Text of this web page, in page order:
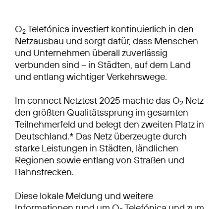
O2Telefónica investiert kontinuierlich in den
Netzausbau und sorgt dafür, dass Menschen
und Unternehmen überall zuverlässig
verbunden sind – in Städten, auf dem Land
und entlang wichtiger Verkehrswege.
Im connect Netztest 2025 machte das O2 Netz
den größten Qualitätssprung im gesamten
Teilnehmerfeld und belegt den zweiten Platz in
Deutschland.* Das Netz überzeugte durch
starke Leistungen in Städten, ländlichen
Regionen sowie entlang von Straßen und
Bahnstrecken.
Diese lokale Meldung und weitere